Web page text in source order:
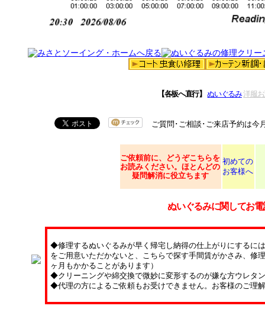
【各板へ直行】 ぬいぐるみ 洋服
ご質問･ご相談･ご来店予約は今
ご依頼前に、どうぞこちらを
お読みください。ほとんどの
疑問解消に役立ちます
初めての
お客様へ
ぬいぐるみに関してお
◆修理するぬいぐるみが早く帰宅し納得の仕上がりにするに
をご用意いただかないと、こちらで探す手間賃がかさみ、修
ヶ月もかかることがあります）
◆クリーニングや綿交換で微妙に変形するのが嫌な方ウレタ
◆代理の方によるご依頼もお受けできません。お客様のご理